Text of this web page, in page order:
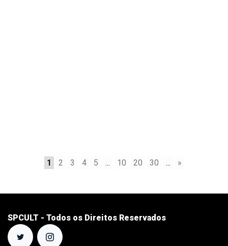
1 2 3 4 5 ... 10 20 30 ... »
SPCULT - Todos os Direitos Reservados